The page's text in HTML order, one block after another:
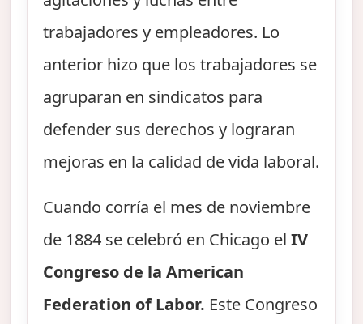
trabajadores y empleadores. Lo
anterior hizo que los trabajadores se
agruparan en sindicatos para
defender sus derechos y lograran
mejoras en la calidad de vida laboral.
Cuando corría el mes de noviembre
de 1884 se celebró en Chicago elIV
Congreso de la American
Federation of Labor. Este Congreso